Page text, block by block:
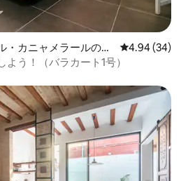
・カニャメラールのマ
レビュー34
4.94 (34)
う！（バラカート1号）